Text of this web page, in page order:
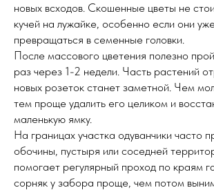
новых всходов. Скошенные цветы не
кучей на лужайке, особенно если они
превращаться в семенные головки.
После массового цветения полезно
раз через 1-2 недели. Часть растений
новых розеток станет заметной. Чем
тем проще удалить его целиком и
маленькую ямку.
На границах участка одуванчики часто
обочины, пустыря или соседней
помогает регулярный проход по краям
сорняк у забора проще, чем потом